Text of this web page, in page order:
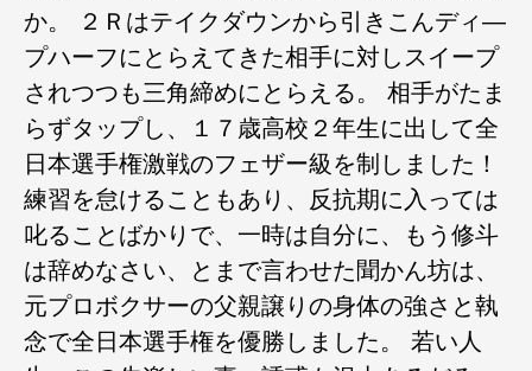
か。 ２Ｒはテイクダウンから引きこんディ―
プハーフにとらえてきた相手に対しスイープ
されつつも三角締めにとらえる。 相手がたま
らずタップし、１７歳高校２年生に出して全
日本選手権激戦のフェザー級を制しました！
練習を怠けることもあり、反抗期に入っては
叱ることばかりで、一時は自分に、もう修斗
は辞めなさい、とまで言わせた聞かん坊は、
元プロボクサーの父親譲りの身体の強さと執
念で全日本選手権を優勝しました。 若い人